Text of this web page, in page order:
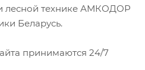
лесной технике АМКОДОР
Беларусь.
принимаются 24/7